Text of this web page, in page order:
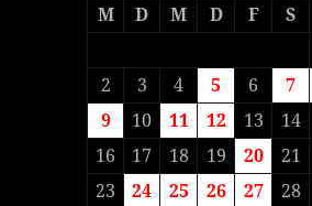
M D M D F S
2
3 4 5 6 7
9
10 11 12 13 14
16
17 18 19 20 21
23
24 25 26 27
28